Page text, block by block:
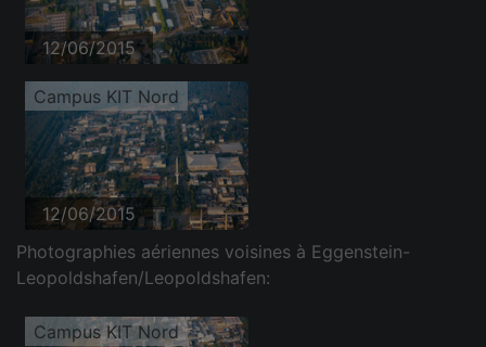
12/06/2015
Campus KIT Nord
12/06/2015
Photographies aériennes voisines à Eggenstein-
Leopoldshafen/Leopoldshafen:
Campus KIT Nord